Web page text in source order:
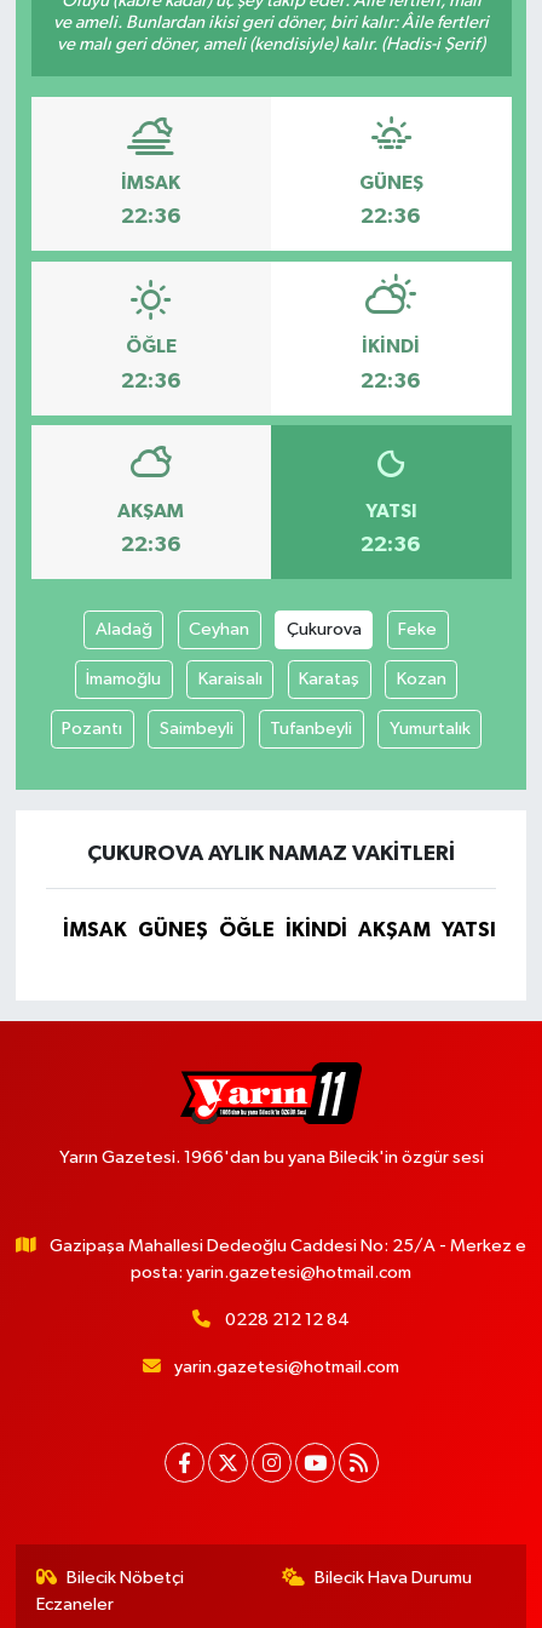
ve ameli. Bunlardan ikisi geri döner, biri kalır: Âile fertleri
ve malı geri döner, ameli (kendisiyle) kalır. (Hadis-i Şerif)
İMSAK
22:36
GÜNEŞ
22:36
ÖĞLE
22:36
İKINDI
22:36
AKŞAM
22:36
YATSI
22:36
Aladağ Ceyhan Çukurova Feke
İmamoğlu Karaisalı Karataş Kozan
Pozantı Saimbeyli Tufanbeyli Yumurtalık
ÇUKUROVA AYLIK NAMAZ VAKITLERI
İMSAK GÜNEŞ ÖĞLE İKINDI AKŞAM YATSI
Yarın Gazetesi. 1966'dan bu yana Bilecik'in özgür sesi
Gazipaşa Mahallesi Dedeoğlu Caddesi No: 25/A - Merkez e
posta: yarin.gazetesi@hotmail.com
0228 212 12 84
yarin.gazetesi@hotmail.com
Bilecik Nöbetçi
Eczaneler
Bilecik Hava Durumu